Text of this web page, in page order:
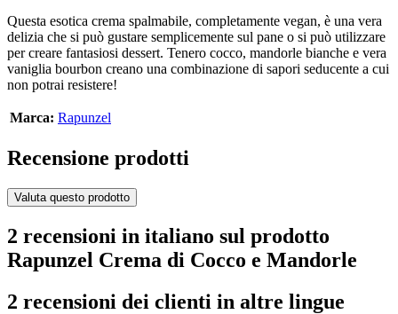
Questa esotica crema spalmabile, completamente vegan, è una vera
delizia che si può gustare semplicemente sul pane o si può utilizzare
per creare fantasiosi dessert. Tenero cocco, mandorle bianche e vera
vaniglia bourbon creano una combinazione di sapori seducente a cui
non potrai resistere!
Marca: Rapunzel
Recensione prodotti
Valuta questo prodotto
2 recensioni in italiano sul prodotto
Rapunzel Crema di Cocco e Mandorle
2 recensioni dei clienti in altre lingue